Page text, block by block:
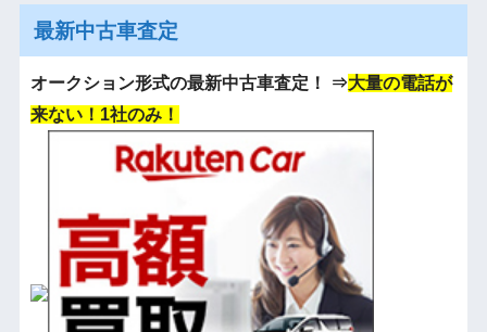
最新中古車査定
オークション形式の最新中古車査定！ ⇒大量の電話が
来ない！1社のみ！